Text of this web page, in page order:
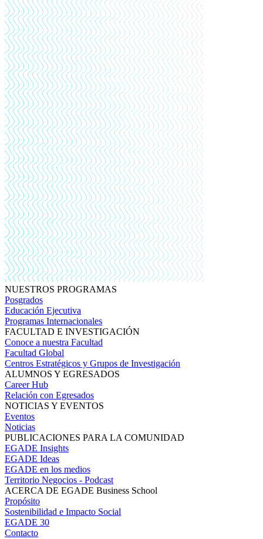
NUESTROS PROGRAMAS
Posgrados
Educación Ejecutiva
Programas Internacionales
FACULTAD E INVESTIGACIÓN
Conoce a nuestra Facultad
Facultad Global
Centros Estratégicos y Grupos de Investigación
ALUMNOS Y EGRESADOS
Career Hub
Relación con Egresados
NOTICIAS Y EVENTOS
Eventos
Noticias
PUBLICACIONES PARA LA COMUNIDAD
EGADE Insights
EGADE Ideas
EGADE en los medios
Territorio Negocios - Podcast
ACERCA DE EGADE Business School
Propósito
Sostenibilidad e Impacto Social
EGADE 30
Contacto